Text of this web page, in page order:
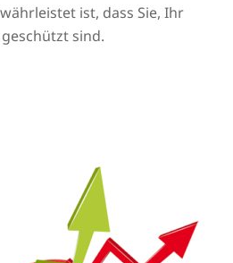
ist, dass Sie, Ihr
sind.